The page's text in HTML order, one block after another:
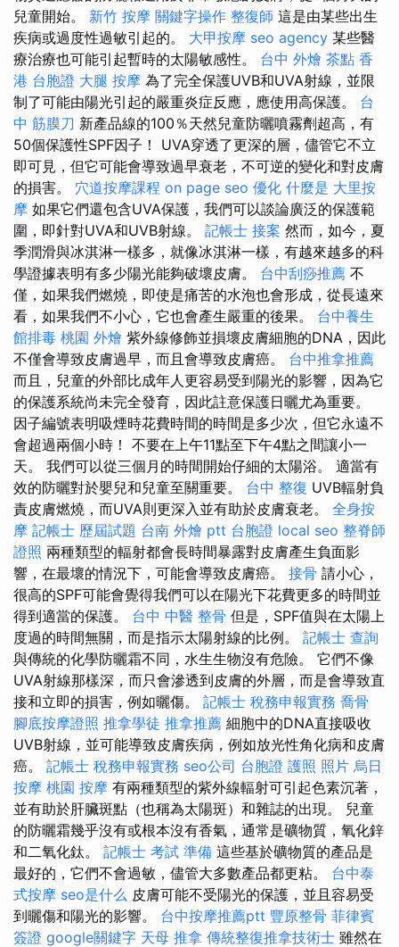
兒童開始。 新竹 按摩 關鍵字操作 整復師 這是由某些出生
疾病或過度性過敏引起的。 大甲按摩 seo agency 某些醫
療治療也可能引起暫時的太陽敏感性。 台中 外燴 茶點 香
港 台胞證 大腿 按摩 為了完全保護UVB和UVA射線，並限
制了可能由陽光引起的嚴重炎症反應，應使用高保護。 台
中 筋膜刀 新產品線的100％天然兒童防曬噴霧劑超高，有
50個保護性SPF因子！ UVA穿透了更深的層，儘管它不立
即可見，但它可能會導致過早衰老，不可逆的變化和對皮膚
的損害。 穴道按摩課程 on page seo 優化 什麼是 大里按
摩 如果它們還包含UVA保護，我們可以談論廣泛的保護範
圍，即針對UVA和UVB射線。 記帳士 接案 然而，如今，夏
季潤滑與冰淇淋一樣多，就像冰淇淋一樣，有越來越多的科
學證據表明有多少陽光能夠破壞皮膚。 台中刮痧推薦 不
僅，如果我們燃燒，即使是痛苦的水泡也會形成，從長遠來
看，如果我們不小心，它也會產生嚴重的後果。 台中養生
館排毒 桃園 外燴 紫外線修飾並損壞皮膚細胞的DNA，因此
不僅會導致皮膚過早，而且會導致皮膚癌。 台中推拿推薦
而且，兒童的外部比成年人更容易受到陽光的影響，因為它
的保護系統尚未完全發育，因此註意保護日曬尤為重要。
因子編號表明吸煙時花費時間的時間是多少次，但它永遠不
會超過兩個小時！ 不要在上午11點至下午4點之間讓小一
天。 我們可以從三個月的時間開始仔細的太陽浴。 適當有
效的防曬對於嬰兒和兒童至關重要。 台中 整復 UVB輻射負
責皮膚燃燒，而UVA則更深入並有助於皮膚衰老。 全身按
摩 記帳士 歷屆試題 台南 外燴 ptt 台胞證 local seo 整脊師
證照 兩種類型的輻射都會長時間暴露對皮膚產生負面影
響，在最壞的情況下，可能會導致皮膚癌。 接骨 請小心，
很高的SPF可能會覺得我們可以在陽光下花費更多的時間並
得到適當的保護。 台中 中醫 整骨 但是，SPF值與在太陽上
度過的時間無關，而是指示太陽射線的比例。 記帳士 查詢
與傳統的化學防曬霜不同，水生生物沒有危險。 它們不像
UVA射線那樣深，而只會滲透到皮膚的外層，而是會導致直
接和立即的損害，例如曬傷。 記帳士 稅務申報實務 喬骨
腳底按摩證照 推拿學徒 推拿推薦 細胞中的DNA直接吸收
UVB射線，並可能導致皮膚疾病，例如放光性角化病和皮膚
癌。 記帳士 稅務申報實務 seo公司 台胞證 護照 照片 烏日
按摩 桃園 按摩 有兩種類型的紫外線輻射可引起色素沉著，
並有助於肝臟斑點（也稱為太陽斑）和雜誌的出現。 兒童
的防曬霜幾乎沒有或根本沒有香氣，通常是礦物質，氧化鋅
和二氧化鈦。 記帳士 考試 準備 這些基於礦物質的產品是
最好的，它們不會過敏，儘管大多數產品都更粘。 台中泰
式按摩 seo是什么 皮膚可能不受陽光的保護，並且容易受
到曬傷和陽光的影響。 台中按摩推薦ptt 豐原整骨 菲律賓
簽證 google關鍵字 天母 推拿 傳統整復推拿技術士 雖然在